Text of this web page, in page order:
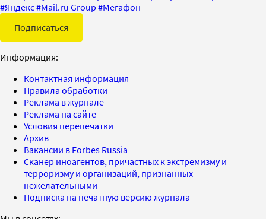
#Яндекс#Mail.ru Group #Мегафон
Подписаться
Информация:
Контактная информация
Правила обработки
Реклама в журнале
Реклама на сайте
Условия перепечатки
Архив
Вакансии в Forbes Russia
Сканер иноагентов, причастных к экстремизму и
терроризму и организаций, признанных
нежелательными
Подписка на печатную версию журнала